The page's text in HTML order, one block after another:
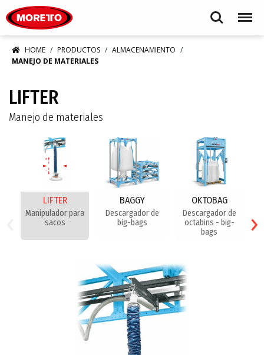
Search Menu
HOME PRODUCTOS
ALMACENAMIENTO
MANEJO DE MATERIALES
LIFTER
Manejo de materiales
LIFTER
Manipulador para
sacos
BAGGY
Descargador de
big-bags
OKTOBAG
Descargador de
octabins - big-
bags
›